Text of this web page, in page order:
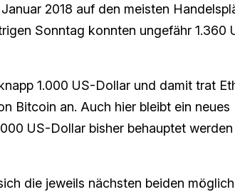
2018 auf den meisten
Sonntag konnten ungefähr 1.360
1.000 US-Dollar und damit trat
Bitcoin an. Auch hier bleibt ein neues
US-Dollar bisher behauptet werden
die jeweils nächsten beiden